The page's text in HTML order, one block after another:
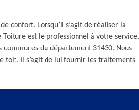
confort. Lorsqu’il s’agit de réaliser la
est le professionnel à votre service.
communes du département 31430. Nous
toit. Il s’agit de lui fournir les traitements